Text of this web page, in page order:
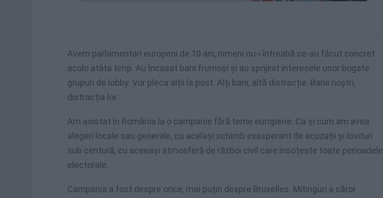
Avem parlamentari europeni de 10 ani, nimeni nu-i întreabă ce-au făcut concret
acolo atâta timp. Au încasat bani frumoși și au sprijinit interesele unor bogate
grupuri de lobby. Vor pleca alții la post. Alți bani, altă distracție. Banii noștri,
distracția lor.
Am asistat în România la o campanie fără teme europene. Ca și cum am avea
alegeri locale sau generale, cu același schimb exasperant de acuzații și lovituri
sub centură, cu aceeași atmosferă de război civil care însoțește toate perioadele
electorale.
Campania a fost despre orice, mai puțin despre Bruxelles. Mitinguri a căror